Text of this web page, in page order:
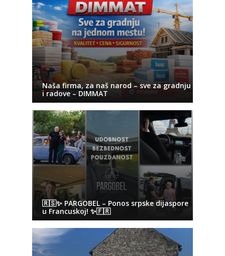
Naša firma, za naš narod – sve za gradnju
i radove – DIMMAT
🇷🇸✨ PARGOBEL – Ponos srpske dijaspore
u Francuskoj! ✨🇫🇷